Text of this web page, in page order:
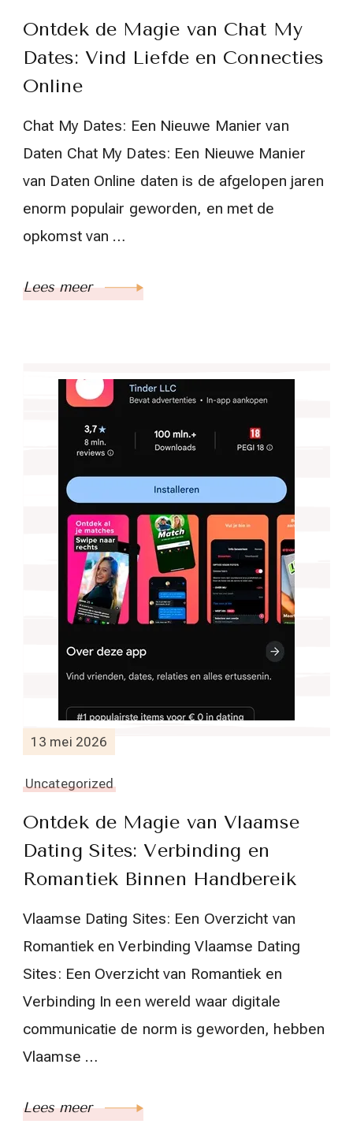
Ontdek de Magie van Chat My
Dates: Vind Liefde en Connecties
Online
Chat My Dates: Een Nieuwe Manier van
Daten Chat My Dates: Een Nieuwe Manier
van Daten Online daten is de afgelopen jaren
enorm populair geworden, en met de
opkomst van …
Lees meer
13 mei 2026
Uncategorized
Ontdek de Magie van Vlaamse
Dating Sites: Verbinding en
Romantiek Binnen Handbereik
Vlaamse Dating Sites: Een Overzicht van
Romantiek en Verbinding Vlaamse Dating
Sites: Een Overzicht van Romantiek en
Verbinding In een wereld waar digitale
communicatie de norm is geworden, hebben
Vlaamse …
Lees meer